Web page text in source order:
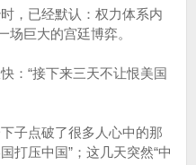
，已经默认：权力体系内
场巨大的宫廷博弈。
：“接下来三天不让恨美国
子点破了很多人心中的那
打压中国”；这几天突然“中